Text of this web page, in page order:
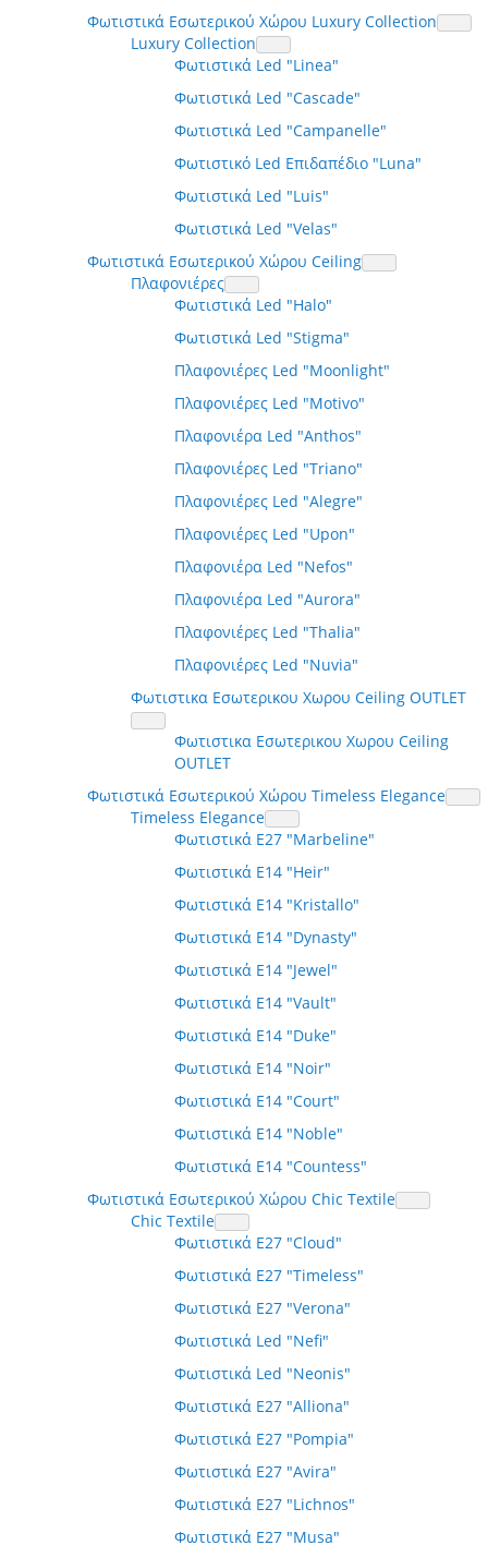
Φωτιστικά Εσωτερικού Χώρου Luxury Collection
Luxury Collection
Φωτιστικά Led "Linea"
Φωτιστικά Led "Cascade"
Φωτιστικά Led "Campanelle"
Φωτιστικό Led Επιδαπέδιο "Luna"
Φωτιστικά Led "Luis"
Φωτιστικά Led "Velas"
Φωτιστικά Εσωτερικού Χώρου Ceiling
Πλαφονιέρες
Φωτιστικά Led "Halo"
Φωτιστικά Led "Stigma"
Πλαφονιέρες Led "Moonlight"
Πλαφονιέρες Led "Motivo"
Πλαφονιέρα Led "Anthos"
Πλαφονιέρες Led "Triano"
Πλαφονιέρες Led "Alegre"
Πλαφονιέρες Led "Upon"
Πλαφονιέρα Led "Nefos"
Πλαφονιέρα Led "Aurora"
Πλαφονιέρες Led "Thalia"
Πλαφονιέρες Led "Nuvia"
Φωτιστικα Εσωτερικου Χωρου Ceiling OUTLET
Φωτιστικα Εσωτερικου Χωρου Ceiling
OUTLET
Φωτιστικά Εσωτερικού Χώρου Timeless Elegance
Timeless Elegance
Φωτιστικά E27 "Marbeline"
Φωτιστικά E14 "Heir"
Φωτιστικά E14 "Kristallo"
Φωτιστικά E14 "Dynasty"
Φωτιστικά E14 "Jewel"
Φωτιστικά E14 "Vault"
Φωτιστικά E14 "Duke"
Φωτιστικά E14 "Noir"
Φωτιστικά E14 "Court"
Φωτιστικά E14 "Noble"
Φωτιστικά E14 "Countess"
Φωτιστικά Εσωτερικού Χώρου Chic Textile
Chic Textile
Φωτιστικά E27 "Cloud"
Φωτιστικά E27 "Timeless"
Φωτιστικά E27 "Verona"
Φωτιστικά Led "Nefi"
Φωτιστικά Led "Neonis"
Φωτιστικά E27 "Alliona"
Φωτιστικά E27 "Pompia"
Φωτιστικά E27 "Avira"
Φωτιστικά E27 "Lichnos"
Φωτιστικά E27 "Musa"